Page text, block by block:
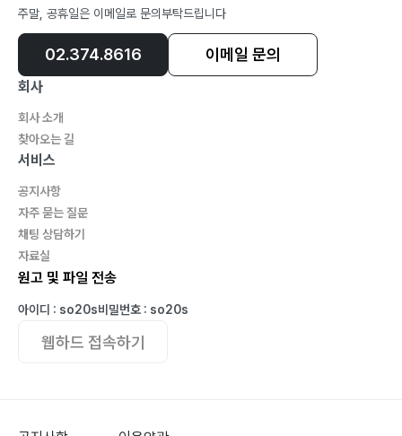
주말, 공휴일은 이메일로 문의부탁드립니다
02.374.8616 이메일 문의
회사
회사 소개
찾아오는 길
서비스
공지사항
자주 묻는 질문
채팅 상담하기
자료실
원고 및 파일 전송
아이디 : so20s비밀번호 : so20s
웹하드 접속하기